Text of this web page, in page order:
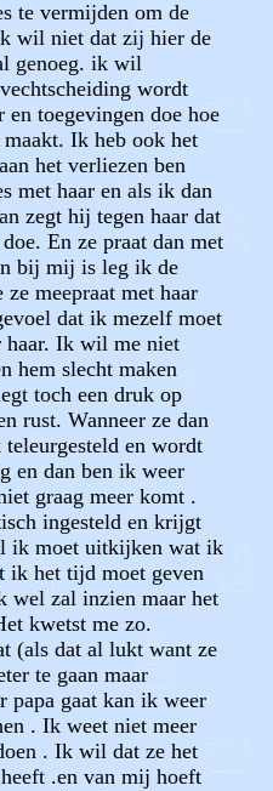
te vermijden om de
wil niet dat zij hier de
genoeg. ik wil
wordt
en toegevingen doe hoe
Ik heb ook het
het verliezen ben
met haar en als ik dan
zegt hij tegen haar dat
En ze praat dan met
bij mij is leg ik de
meepraat met haar
dat ik mezelf moet
haar. Ik wil me niet
hem slecht maken
toch een druk op
rust. Wanneer ze dan
en wordt
en dan ben ik weer
graag meer komt .
ingesteld en krijgt
ik moet uitkijken wat ik
ik het tijd moet geven
wel zal inzien maar het
kwetst me zo.
(als dat al lukt want ze
te gaan maar
papa gaat kan ik weer
. Ik weet niet meer
. Ik wil dat ze het
.en van mij hoeft